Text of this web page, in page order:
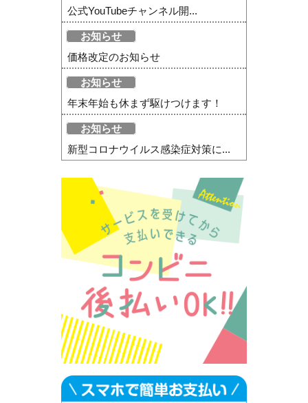
公式YouTubeチャンネル開...
お知らせ
価格改定のお知らせ
お知らせ
年末年始も休まず駆けつけます！
お知らせ
新型コロナウイルス感染症対策に...